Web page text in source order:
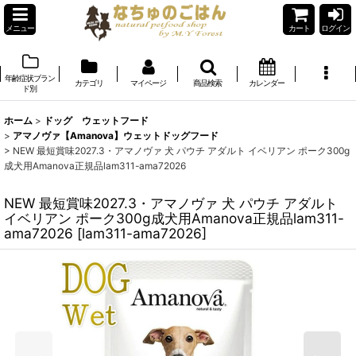
メニュー カート ログイン
年齢症状ブラン
ド別
カテゴリ マイページ 商品検索 カレンダー
ホーム > ドッグ ウェットフード
> アマノヴァ【Amanova】ウェットドッグフード
> NEW 最短賞味2027.3・アマノヴァ 犬 パウチ アダルト イベリアン ポーク300g
成犬用Amanova正規品lam311-ama72026
NEW 最短賞味2027.3・アマノヴァ 犬 パウチ アダルト
イベリアン ポーク300g成犬用Amanova正規品lam311-
ama72026 [lam311-ama72026]